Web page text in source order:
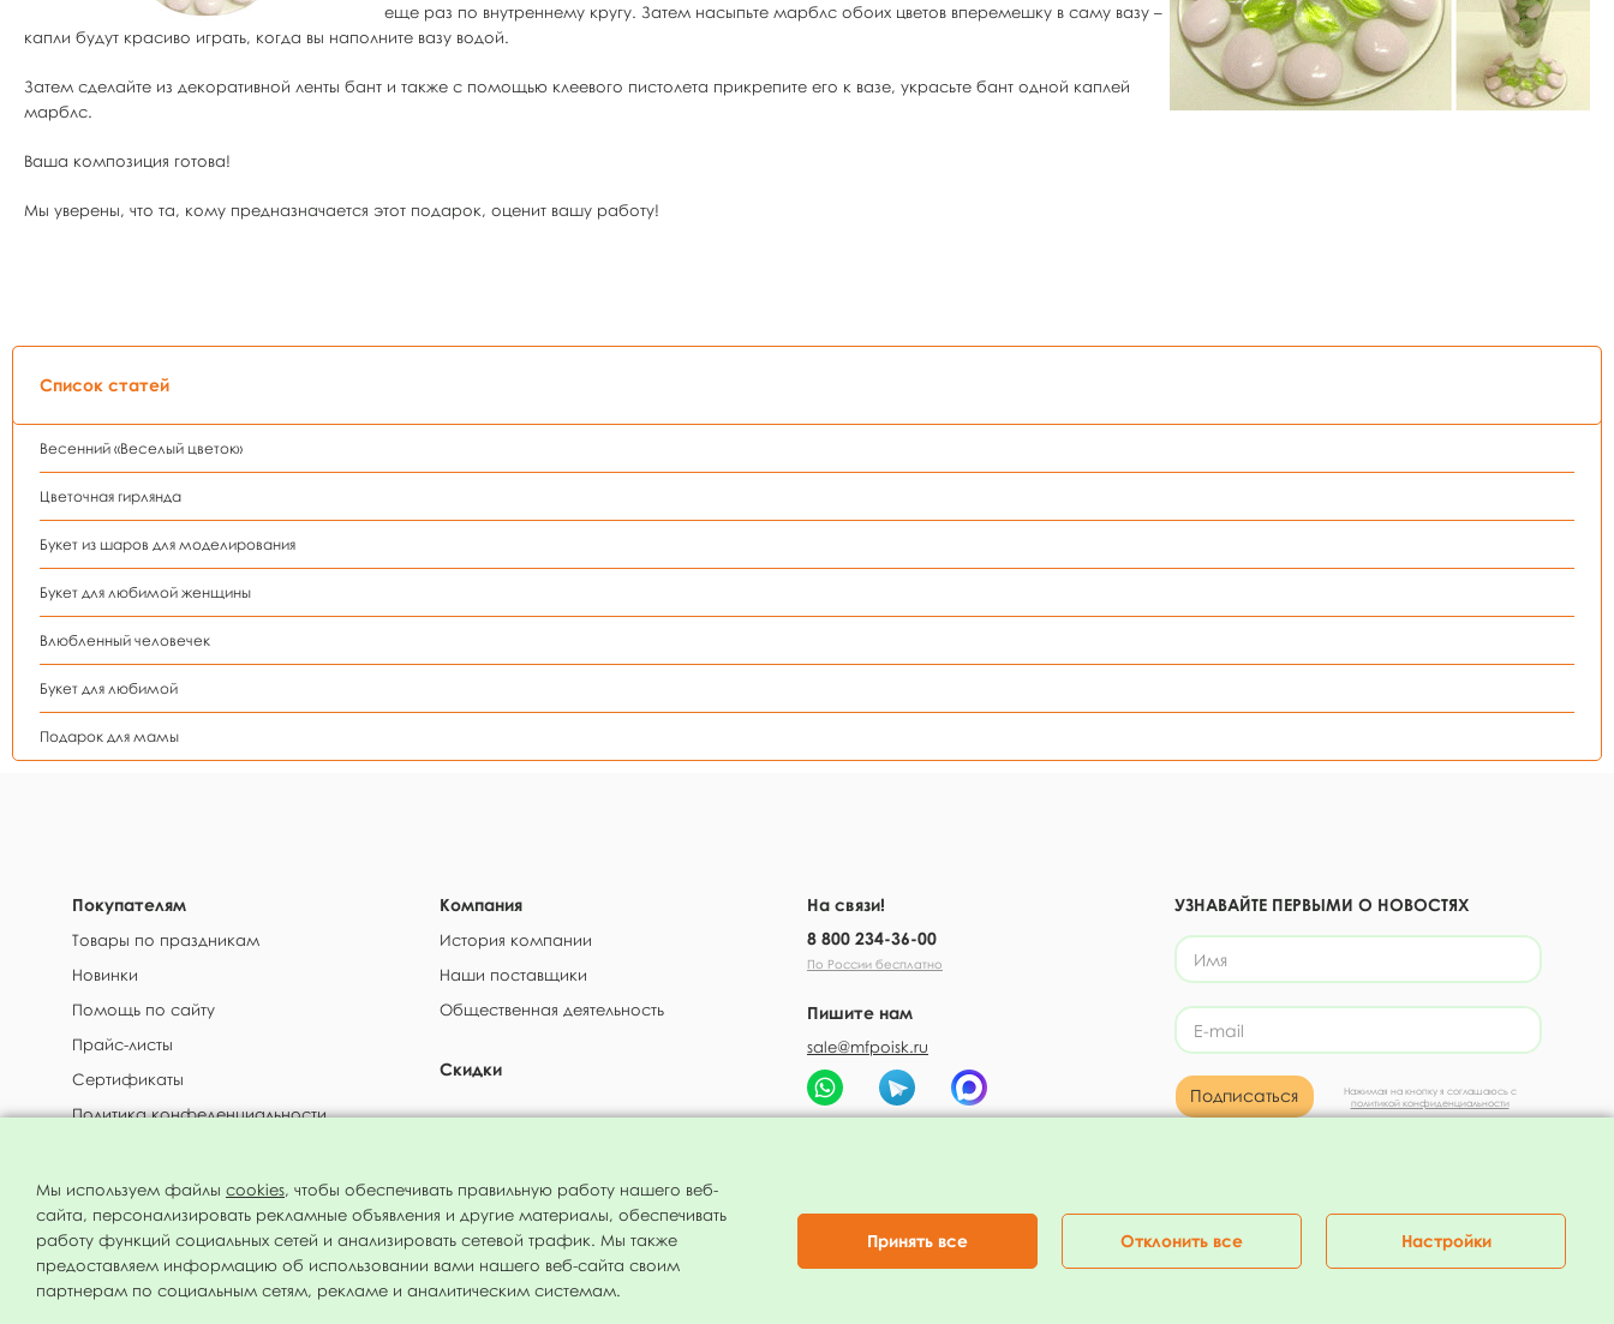
еще раз по внутреннему кругу. Затем насыпьте марблс обоих цветов вперемешку в саму вазу –
капли будут красиво играть, когда вы наполните вазу водой.
Затем сделайте из декоративной ленты бант и также с помощью клеевого пистолета прикрепите его к вазе, украсьте бант одной каплей
марблс.
Ваша композиция готова!
Мы уверены, что та, кому предназначается этот подарок, оценит вашу работу!
Список статей
Весенний «Веселый цветок»
Цветочная гирлянда
Букет из шаров для моделирования
Букет для любимой женщины
Влюбленный человечек
Букет для любимой
Подарок для мамы
Покупателям
Товары по праздникам
Новинки
Помощь по сайту
Прайс-листы
Сертификаты
Политика конфеденциальности
Компания
История компании
Наши поставщики
Общественная деятельность
Скидки
На связи!
8 800 234-36-00
По России бесплатно
Пишите нам
sale@mfpoisk.ru
УЗНАВАЙТЕ ПЕРВЫМИ О НОВОСТЯХ
Подписаться
Нажимая на кнопку я соглашаюсь с
политикой конфиденциальности
МФ Поиск © 1994 - 2026 Все права защищены
Мы используем файлы cookies, чтобы обеспечивать правильную работу нашего веб-
сайта, персонализировать рекламные объявления и другие материалы, обеспечивать
работу функций социальных сетей и анализировать сетевой трафик. Мы также
предоставляем информацию об использовании вами нашего веб-сайта своим
партнерам по социальным сетям, рекламе и аналитическим системам.
Принять все Отклонить все Настройки